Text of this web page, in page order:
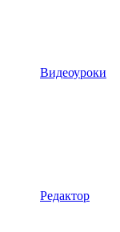
Видеоуроки
Редактор